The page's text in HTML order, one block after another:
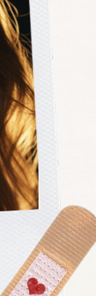
и
не
и
и
а не
за